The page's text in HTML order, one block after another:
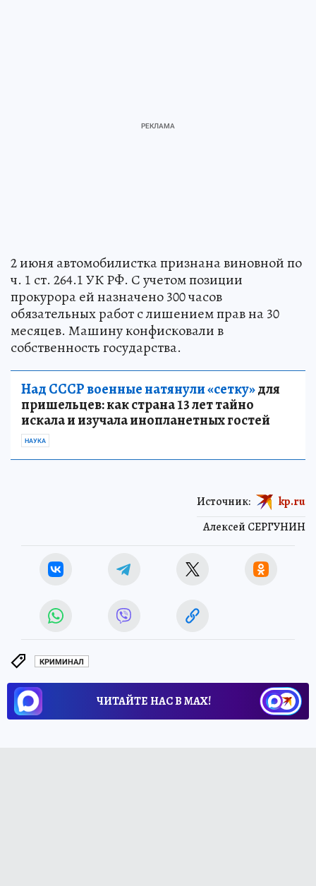
2 июня автомобилистка признана виновной по
ч. 1 ст. 264.1 УК РФ. С учетом позиции
прокурора ей назначено 300 часов
обязательных работ с лишением прав на 30
месяцев. Машину конфисковали в
собственность государства.
Над СССР военные натянули «сетку»для
пришельцев: как страна 13 лет тайно
искала и изучала инопланетных гостей
НАУКА
Алексей СЕРГУНИН
Источник: kp.ru
КРИМИНАЛ
ЧИТАЙТЕ НАС В МАХ!